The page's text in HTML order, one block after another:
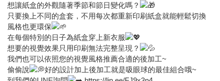
想讓紙盒的外觀隨著季節和節日變化嗎？
只要換上不同的盒套，不用每次都重新印刷紙盒就能輕鬆切換
風格也更環保
在每個特別的日子為紙盒穿上新衣服
想要的視覺效果只用印刷無法完整呈現？
我們也可以依照您的視覺風格推薦合適的後加工~
偷偷說
好的設計加上後加工就是吸眼球的最佳組合哦~